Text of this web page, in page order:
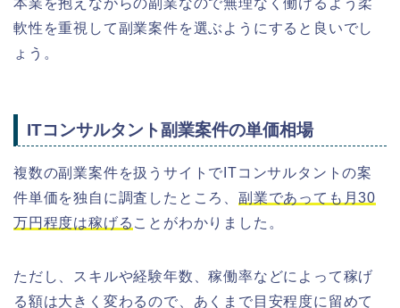
軟性を重視して副業案件を選ぶようにすると良いでし
ょう。
ITコンサルタント副業案件の単価相場
複数の副業案件を扱うサイトでITコンサルタントの案
件単価を独自に調査したところ、 副業であっても月30
万円程度は稼げる ことがわかりました。
ただし、スキルや経験年数、稼働率などによって稼げ
る額は大きく変わるので、あくまで目安程度に留めて